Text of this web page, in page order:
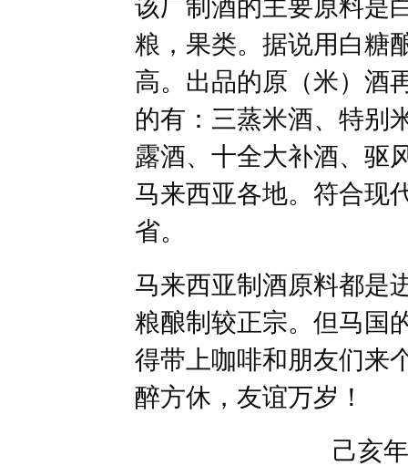
该厂制酒的主要原料是
粮，果类。据说用白糖
高。出品的原（米）酒
的有：三蒸米酒、特别
露酒、十全大补酒、
马来西亚各地。符合现
省。
马来西亚制酒原料都是
粮酿制较正宗。但马国
得带上咖啡和朋友们来
醉方休，友谊万岁！
己亥